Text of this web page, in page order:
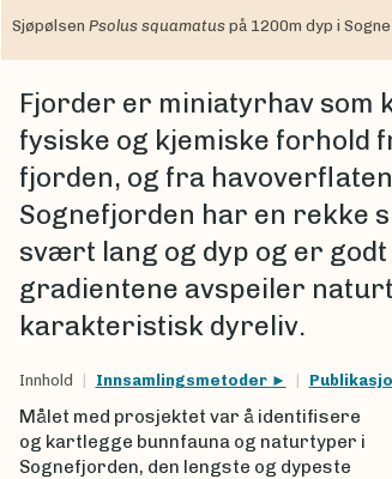
Sjøpølsen Psolus squamatuspå 1200m dyp i
Fjorder er miniatyrhav som
fysiske og kjemiske forhold
fjorden, og fra
Sognefjorden har en rekke
svært lang og dyp og er
gradientene avspeiler
karakteristisk dyreliv.
Innhold Innsamlingsmetoder
Målet med prosjektet var å identifisere
og kartlegge bunnfauna og naturtyper i
Sognefjorden, den lengste og dypeste